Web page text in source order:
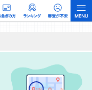
モデルです。 ただし、特定の
／ユーザーへの口コミ収集な
す。